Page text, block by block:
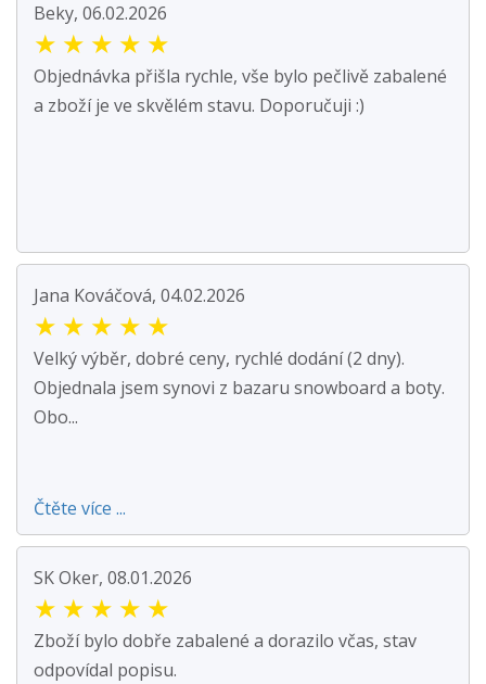
Beky, 06.02.2026
★ ★ ★ ★ ★
Objednávka přišla rychle, vše bylo pečlivě zabalené
a zboží je ve skvělém stavu. Doporučuji :)
Jana Kováčová, 04.02.2026
★ ★ ★ ★ ★
Velký výběr, dobré ceny, rychlé dodání (2 dny).
Objednala jsem synovi z bazaru snowboard a boty.
Obo...
Čtěte více ...
SK Oker, 08.01.2026
★ ★ ★ ★ ★
Zboží bylo dobře zabalené a dorazilo včas, stav
odpovídal popisu.